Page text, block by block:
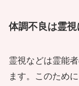
コによる現
体調不良は霊
霊視などは霊能
ます。このため